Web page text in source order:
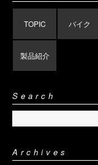
TOPIC バイク
製品紹介
Search
Archives